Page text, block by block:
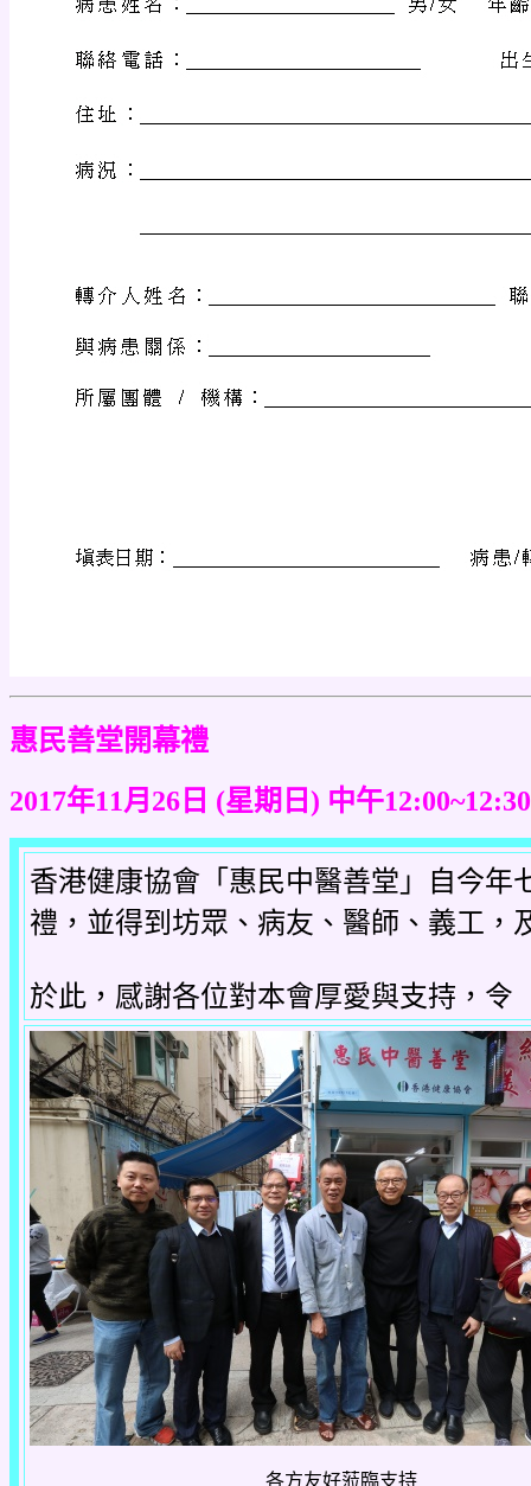
惠民善堂開幕禮
2017年11月26日 (星期日) 中午12:00~12:30
香港健康協會「惠民中醫善堂」自今年
禮，並得到坊眾、病友、醫師、義工，
於此，感謝各位對本會厚愛與支持，令
各方友好蒞臨支持